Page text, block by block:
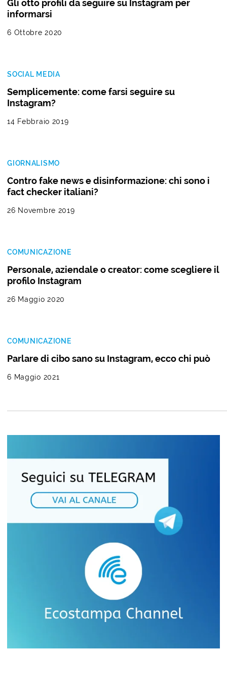
Gli otto profili da seguire su Instagram per
informarsi
6 Ottobre 2020
SOCIAL MEDIA
Semplicemente: come farsi seguire su
Instagram?
14 Febbraio 2019
GIORNALISMO
Contro fake news e disinformazione: chi sono i
fact checker italiani?
26 Novembre 2019
COMUNICAZIONE
Personale, aziendale o creator: come scegliere il
profilo Instagram
26 Maggio 2020
COMUNICAZIONE
Parlare di cibo sano su Instagram, ecco chi può
6 Maggio 2021